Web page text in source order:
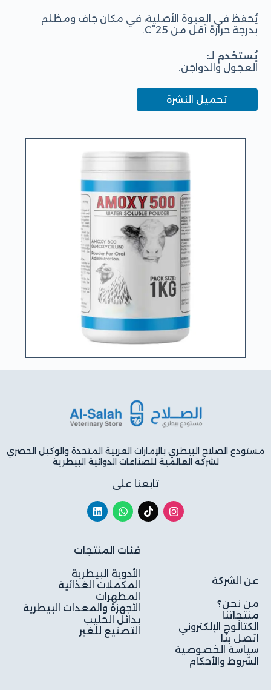
يُحفظ في العبوة الأصلية، في مكان جاف ومظلم
بدرجة حرارة أقل من 25°C.
يُستخدم لـ:
العجول والدواجن.
تحميل النشرة
مستودع الصلاح البيطري بالإمارات العربية المتحدة والوكيل الحصري
لشركة العالمية للصناعات الدوائية البيطرية
تابعنا على
عن الشركة
من نحن؟
منتجاتنا
الكتالوج الإلكتروني
اتصل بنا
سياسة الخصوصية
الشروط والأحكام
فئات المنتجات
الأدوية البيطرية
المكملات الغذائية
المطهرات
الأجهزة والمعدات البيطرية
بدائل الحليب
التصنيع للغير